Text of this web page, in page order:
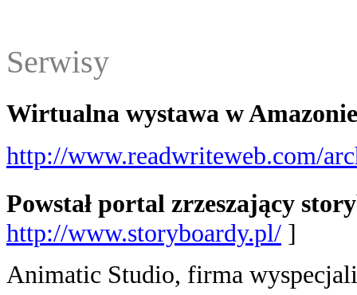
Serwisy
Wirtualna wystawa w Amazonie
http://www.readwriteweb.com/
Powstał portal zrzeszający
http://www.storyboardy.pl/ ]
Animatic Studio, firma